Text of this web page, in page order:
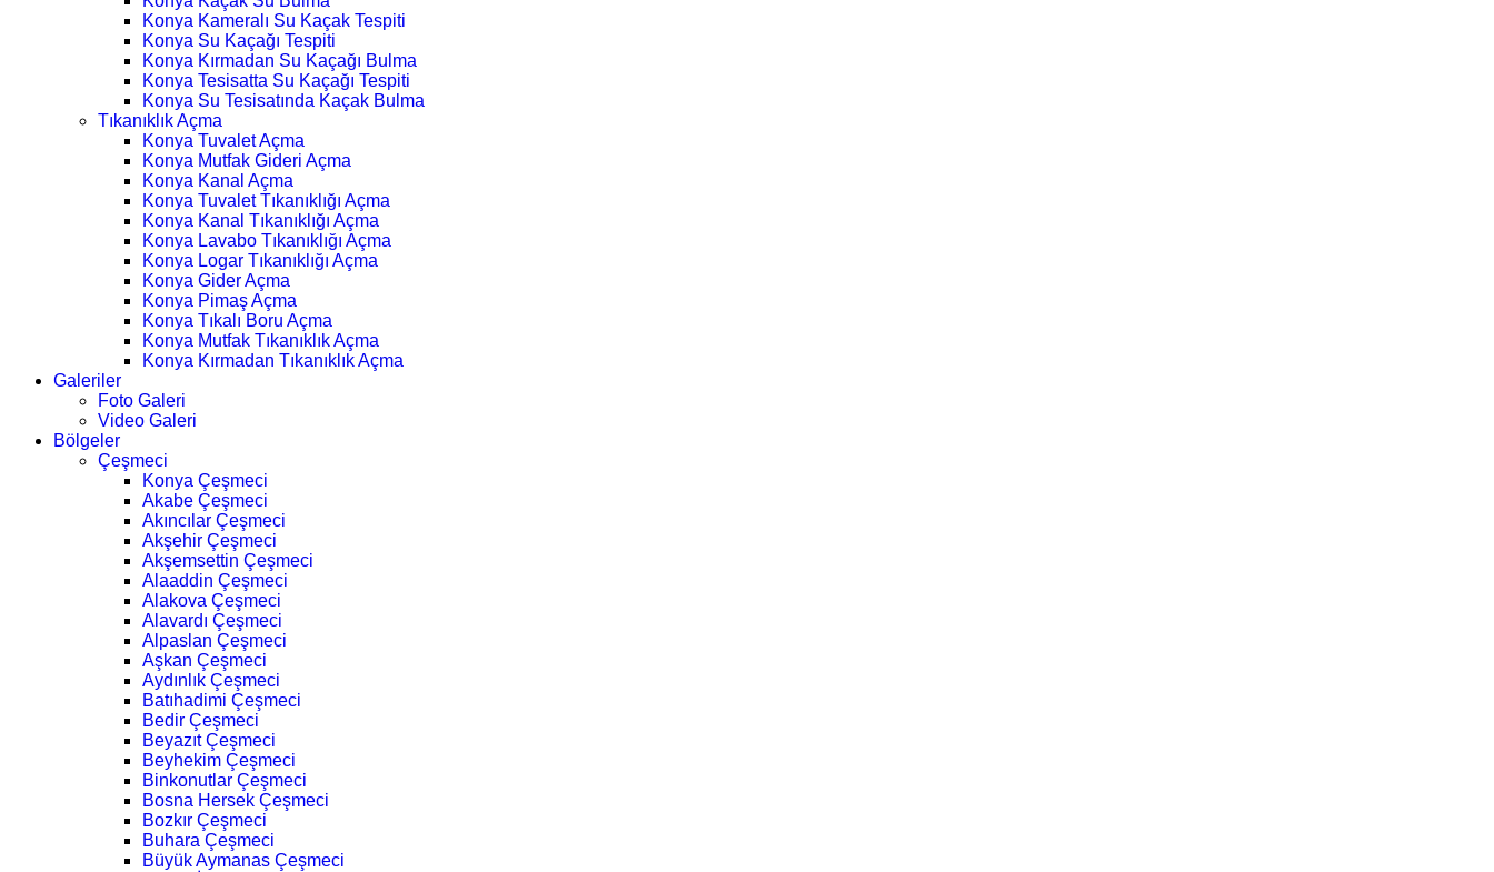
Konya Kameralı Su Kaçak Tespiti
Konya Su Kaçağı Tespiti
Konya Kırmadan Su Kaçağı Bulma
Konya Tesisatta Su Kaçağı Tespiti
Konya Su Tesisatında Kaçak Bulma
Tıkanıklık Açma
Konya Tuvalet Açma
Konya Mutfak Gideri Açma
Konya Kanal Açma
Konya Tuvalet Tıkanıklığı Açma
Konya Kanal Tıkanıklığı Açma
Konya Lavabo Tıkanıklığı Açma
Konya Logar Tıkanıklığı Açma
Konya Gider Açma
Konya Pimaş Açma
Konya Tıkalı Boru Açma
Konya Mutfak Tıkanıklık Açma
Konya Kırmadan Tıkanıklık Açma
Galeriler
Foto Galeri
Video Galeri
Bölgeler
Çeşmeci
Konya Çeşmeci
Akabe Çeşmeci
Akıncılar Çeşmeci
Akşehir Çeşmeci
Akşemsettin Çeşmeci
Alaaddin Çeşmeci
Alakova Çeşmeci
Alavardı Çeşmeci
Alpaslan Çeşmeci
Aşkan Çeşmeci
Aydınlık Çeşmeci
Batıhadimi Çeşmeci
Bedir Çeşmeci
Beyazıt Çeşmeci
Beyhekim Çeşmeci
Binkonutlar Çeşmeci
Bosna Hersek Çeşmeci
Bozkır Çeşmeci
Buhara Çeşmeci
Büyük Aymanas Çeşmeci